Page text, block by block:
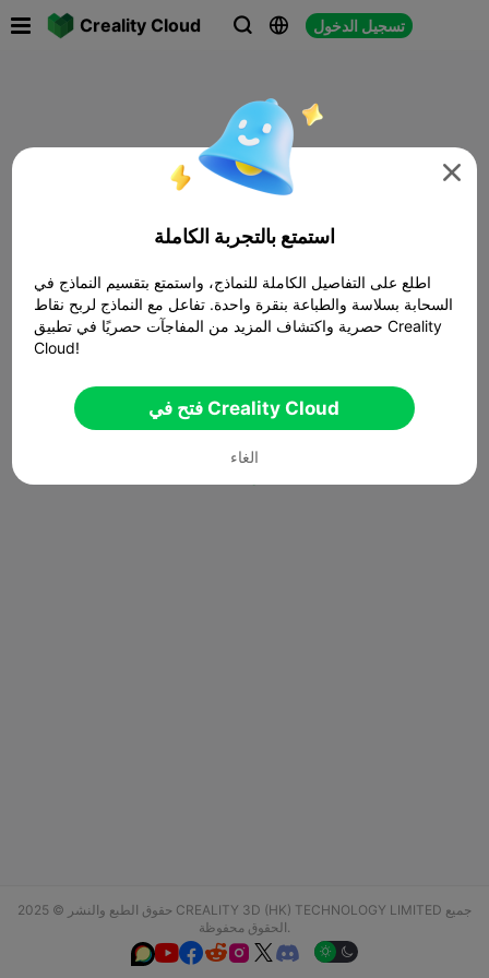
Creality Cloud   تسجيل الدخول
حقوق الطبع والنشر © 2025 CREALITY 3D (HK) TECHNOLOGY LIMITED جميع
الحقوق محفوظة.
  

استمتع بالتجربة الكاملة
اطلع على التفاصيل الكاملة للنماذج، واستمتع بتقسيم النماذج في
السحابة بسلاسة والطباعة بنقرة واحدة. تفاعل مع النماذج لربح نقاط
حصرية واكتشاف المزيد من المفاجآت حصريًا في تطبيق Creality
Cloud!
فتح في Creality Cloud
الغاء